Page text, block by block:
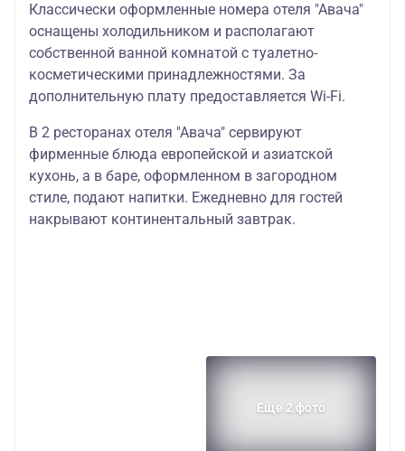
Классически оформленные номера отеля "Авача"
оснащены холодильником и располагают
собственной ванной комнатой с туалетно-
косметическими принадлежностями. За
дополнительную плату предоставляется Wi-Fi.
В 2 ресторанах отеля "Авача" сервируют
фирменные блюда европейской и азиатской
кухонь, а в баре, оформленном в загородном
стиле, подают напитки. Ежедневно для гостей
накрывают континентальный завтрак.
Еще 2 фото